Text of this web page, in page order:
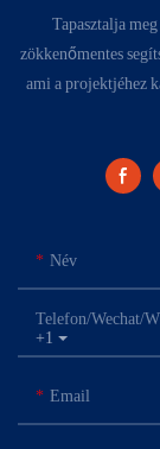
Tapasztalja
zökkenőmentes
ami a projektjéhez
Név
+1
Telefon/Wechat/
Email